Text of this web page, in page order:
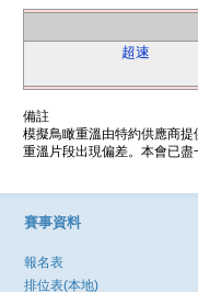
超速
備註
模擬鳥瞰重溫由特約供應商
重溫片段出現偏差。本會已
賽事資料
報名表
排位表(本地)